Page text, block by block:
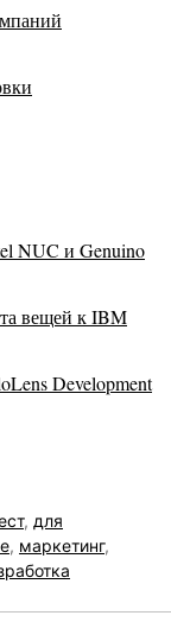
NUC и Genuino
вещей к IBM
Development
, для
, маркетинг,